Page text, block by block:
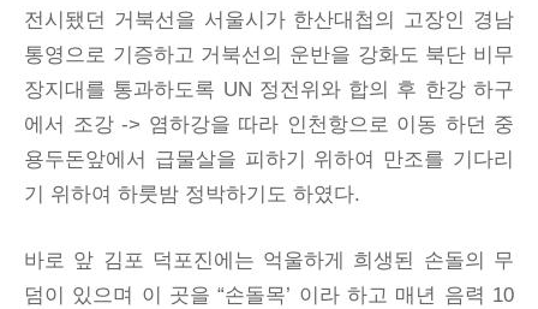
전시됐던 거북선을 서울시가 한산대첩의 고장인 경남
통영으로 기증하고 거북선의 운반을 강화도 북단 비무
장지대를 통과하도록 UN 정전위와 합의 후 한강 하구
에서 조강 -> 염하강을 따라 인천항으로 이동 하던 중
용두돈앞에서 급물살을 피하기 위하여 만조를 기다리
기 위하여 하룻밤 정박하기도 하였다.
바로 앞 김포 덕포진에는 억울하게 희생된 손돌의 무
덤이 있으며 이 곳을 “손돌목’ 이라 하고 매년 음력 10